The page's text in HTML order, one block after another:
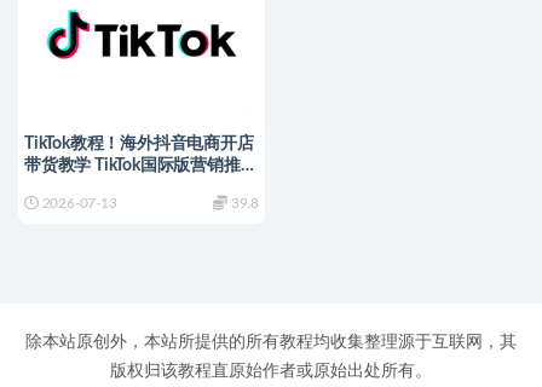
TikTok教程！海外抖音电商开店
带货教学 TikTok国际版营销推广
2026-07-13 39.8
除本站原创外，本站所提供的所有教程均收集整理源于互联网，其
版权归该教程直原始作者或原始出处所有。